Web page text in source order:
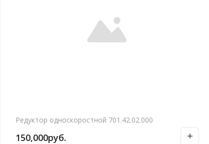
Редуктор односкоростной 701.42.02.000
150,000руб.